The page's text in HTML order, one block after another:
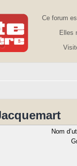
Ce forum
Elles
Nom